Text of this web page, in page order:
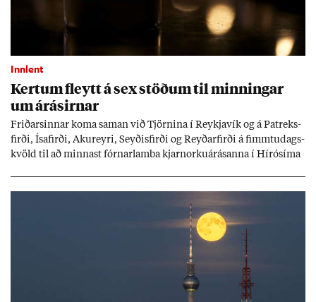
Innlent
Kert­um fleytt á sex stöð­um til minn­ing­ar
um árás­irn­ar
Frið­arsinn­ar koma sam­an við Tjörn­ina í Reykja­vík og á Pat­reks­
firði, Ísa­firði, Ak­ur­eyri, Seyð­is­firði og Reyð­ar­firði á fimmtu­dags­
kvöld til að minn­ast fórn­ar­lamba kjarn­orku­árás­anna í Hírósíma